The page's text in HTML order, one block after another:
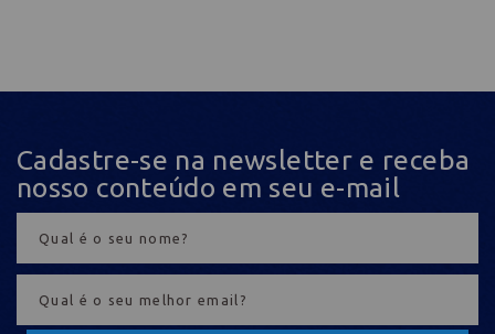
Cadastre-se na newsletter e receba
nosso conteúdo em seu e-mail